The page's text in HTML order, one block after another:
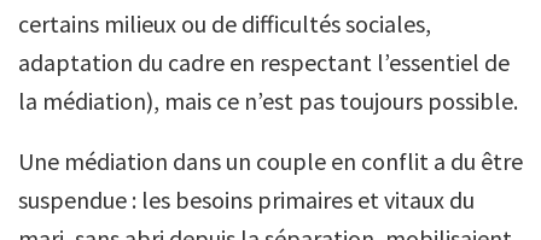
certains milieux ou de difficultés sociales,
adaptation du cadre en respectant l’essentiel de
la médiation), mais ce n’est pas toujours possible.
Une médiation dans un couple en conflit a du être
suspendue : les besoins primaires et vitaux du